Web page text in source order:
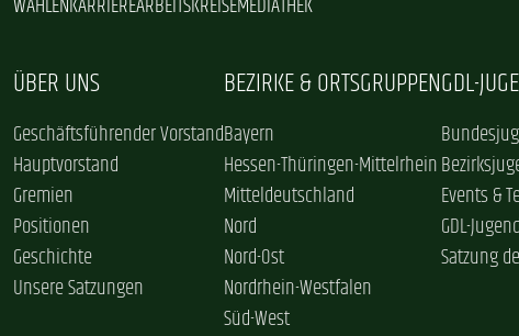
WAHLENKARRIEREARBEITSKREISEMEDIATHEK
ÜBER UNS
Geschäftsführender Vorstand
Hauptvorstand
Gremien
Positionen
Geschichte
Unsere Satzungen
BEZIRKE & ORTSGRUPPEN
Bayern
Hessen-Thüringen-Mittelrhein
Mitteldeutschland
Nord
Nord-Ost
Nordrhein-Westfalen
Süd-West
GDL-
Events &
GDL-
Satzung